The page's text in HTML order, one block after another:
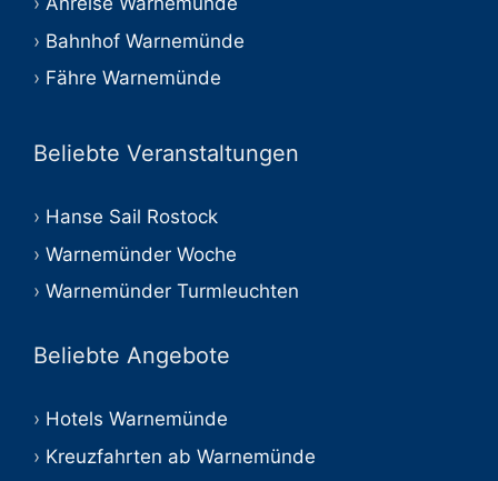
Bahnhof Warnemünde
Fähre Warnemünde
Beliebte Veranstaltungen
Hanse Sail Rostock
Warnemünder Woche
Warnemünder Turmleuchten
Beliebte Angebote
Hotels Warnemünde
Kreuzfahrten ab Warnemünde